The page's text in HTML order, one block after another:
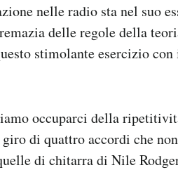
nelle radio sta nel suo
delle regole della
stimolante esercizio con
occuparci della
di quattro accordi che
di chitarra di Nile